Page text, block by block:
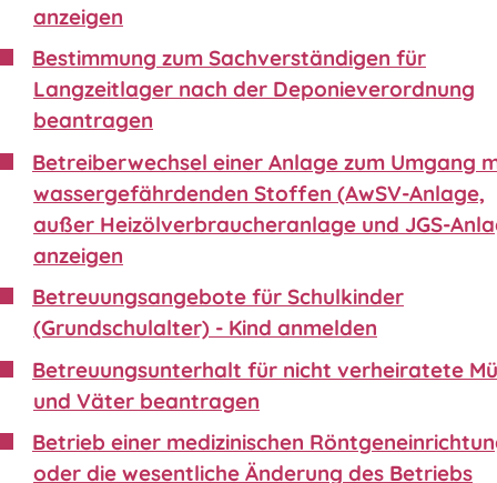
anzeigen
Bestimmung zum Sachverständigen für
Langzeitlager nach der Deponieverordnung
beantragen
Betreiberwechsel einer Anlage zum Umgang
wassergefährdenden Stoffen (AwSV-Anlage,
außer Heizölverbraucheranlage und JGS-
anzeigen
Betreuungsangebote für Schulkinder
(Grundschulalter) - Kind anmelden
Betreuungsunterhalt für nicht verheiratete
und Väter beantragen
Betrieb einer medizinischen
oder die wesentliche Änderung des Betriebs